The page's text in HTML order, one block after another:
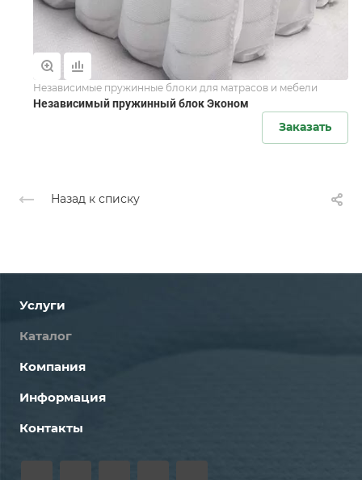
Независимые пружинные блоки для матрасов и мебели
Независимый пружинный блок Эконом
Заказать
Назад к списку
Услуги
Каталог
Компания
Информация
Контакты